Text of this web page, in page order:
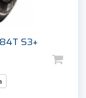
S3+